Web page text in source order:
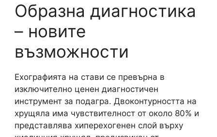
Образна диагностика
– новите
възможности
Ехографията на стави се превърна в
изключително ценен диагностичен
инструмент за подагра. Двоконтурността на
хрущяла има чувствителност от около 80% и
представлява хиперехогенен слой върху